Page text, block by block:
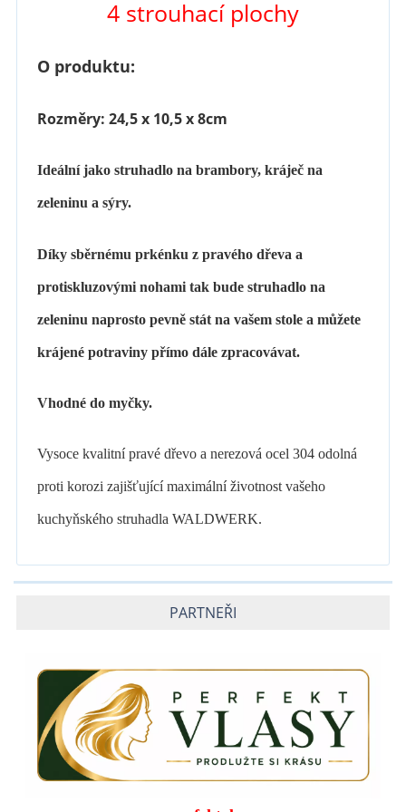
4 strouhací plochy
O produktu:
Rozměry: 24,5x 10,5 x 8cm
Ideální jako struhadlo na brambory, kráječ na
zeleninu a sýry.
Díky sběrnému prkénku z pravého dřeva a
protiskluzovými nohami tak bude struhadlo na
zeleninu naprosto pevně stát na vašem stole a můžete
krájené potraviny přímo dále zpracovávat.
Vhodné do myčky.
Vysoce kvalitní pravé dřevo a nerezová ocel 304 odolná
proti korozi zajišťující maximální životnost vašeho
kuchyňského struhadla WALDWERK.
PARTNEŘI